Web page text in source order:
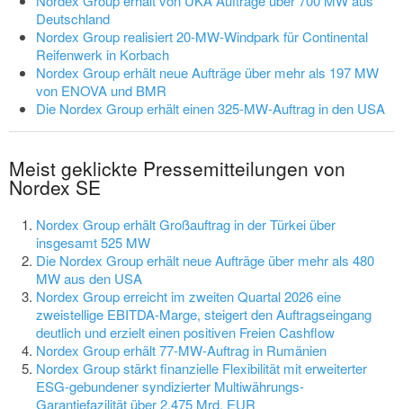
Deutschland
Nordex Group realisiert 20-MW-Windpark für Continental
Reifenwerk in Korbach
Nordex Group erhält neue Aufträge über mehr als 197 MW
von ENOVA und BMR
Die Nordex Group erhält einen 325-MW-Auftrag in den USA
Meist geklickte Pressemitteilungen von
Nordex SE
Nordex Group erhält Großauftrag in der Türkei über
insgesamt 525 MW
Die Nordex Group erhält neue Aufträge über mehr als 480
MW aus den USA
Nordex Group erreicht im zweiten Quartal 2026 eine
zweistellige EBITDA-Marge, steigert den Auftragseingang
deutlich und erzielt einen positiven Freien Cashflow
Nordex Group erhält 77-MW-Auftrag in Rumänien
Nordex Group stärkt finanzielle Flexibilität mit erweiterter
ESG-gebundener syndizierter Multiwährungs-
Garantiefazilität über 2,475 Mrd. EUR